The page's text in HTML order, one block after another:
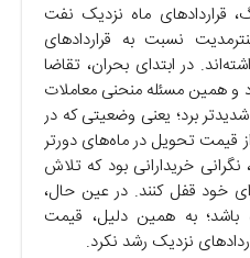
قرارداد‌های ماه نزدیک نفت
نسبت به قرارداد‌های
در ابتدای بحران، تقاضا
همین مسئله منحنی معاملات
برد؛ یعنی وضعیتی که در
قیمت تحویل در ماه‌های دورتر
خریدارانی بود که تلاش
خود قفل کنند. در عین حال،
باشد؛ به همین دلیل، قیمت
نزدیک رشد نکرد.